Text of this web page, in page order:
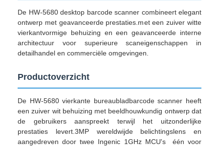
De HW-5680 desktop barcode scanner combineert elegant
ontwerp met geavanceerde prestaties.met een zuiver witte
vierkantvormige behuizing en een geavanceerde interne
architectuur voor superieure scaneigenschappen in
detailhandel en commerciële omgevingen.
Productoverzicht
De HW-5680 vierkante bureaubladbarcode scanner heeft
een zuiver wit behuizing met beeldhouwkundig ontwerp dat
de gebruikers aanspreekt terwijl het uitzonderlijke
prestaties levert.3MP wereldwijde belichtingslens en
aangedreven door twee Ingenic 1GHz MCU's  één voor